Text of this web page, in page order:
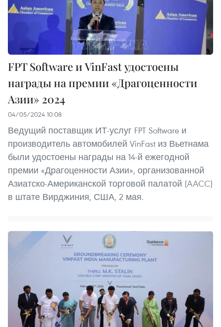
FPT Software и VinFast удостоены
награды на премии «Драгоценности
Азии» 2024
04/05/2024 10:08
Ведущий поставщик ИТ-услуг FPT Software и
производитель автомобилей VinFast из Вьетнама
были удостоены награды на 14-й ежегодной
премии «Драгоценности Азии», организованной
Азиатско-Американской торговой палатой (AACC)
в штате Вирджиния, США, 2 мая.